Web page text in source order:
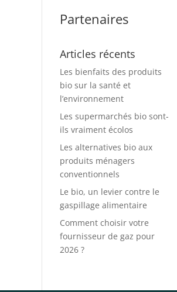
Partenaires
Articles récents
Les bienfaits des produits
bio sur la santé et
l’environnement
Les supermarchés bio sont-
ils vraiment écolos
Les alternatives bio aux
produits ménagers
conventionnels
Le bio, un levier contre le
gaspillage alimentaire
Comment choisir votre
fournisseur de gaz pour
2026 ?